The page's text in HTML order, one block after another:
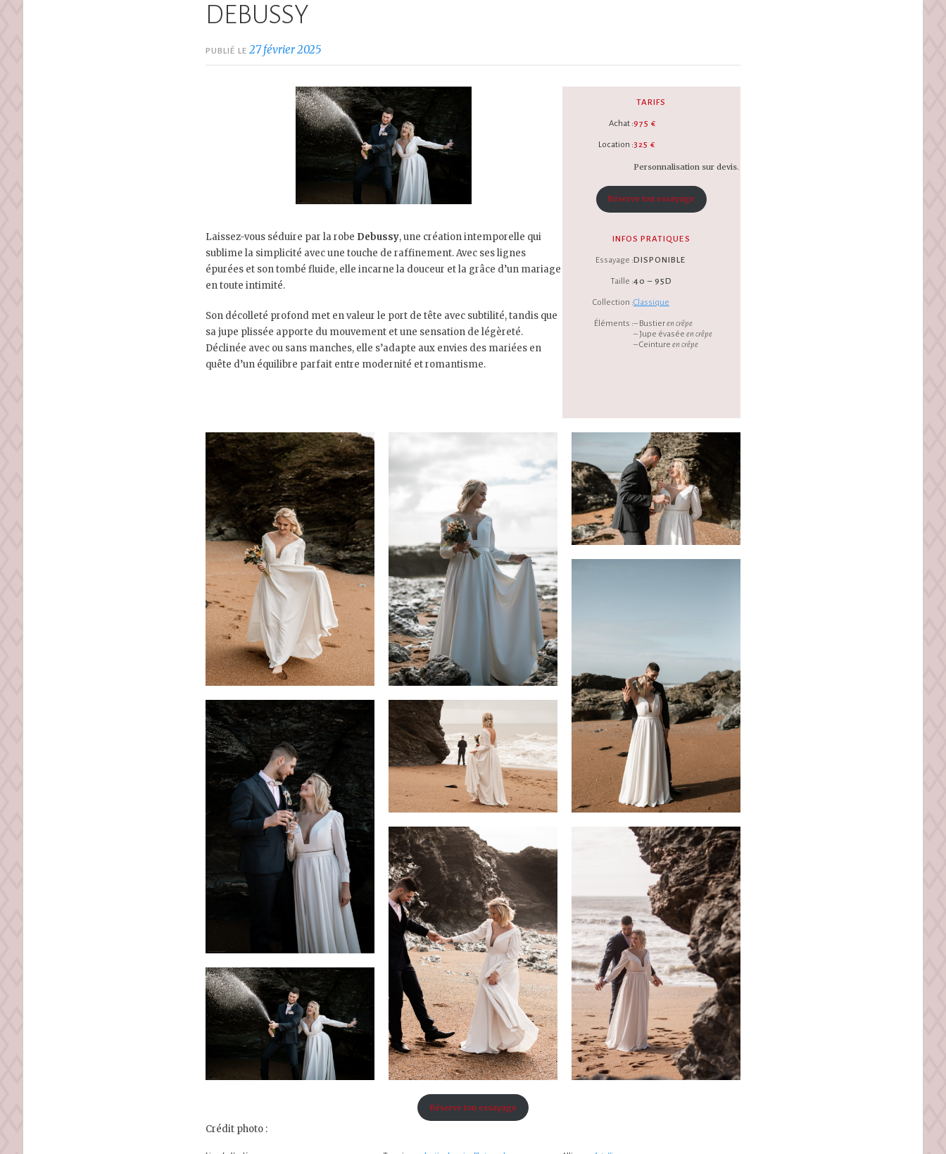
DEBUSSY
PUBLIÉ LE 27 février 2025
Laissez-vous séduire par la robe Debussy, une création intemporelle qui
sublime la simplicité avec une touche de raffinement. Avec ses lignes
épurées et son tombé fluide, elle incarne la douceur et la grâce d’un mariage
en toute intimité.
Son décolleté profond met en valeur le port de tête avec subtilité, tandis que
sa jupe plissée apporte du mouvement et une sensation de légèreté.
Déclinée avec ou sans manches, elle s’adapte aux envies des mariées en
quête d’un équilibre parfait entre modernité et romantisme.
TARIFS
Achat :
Location :
975 €
325 €
Personnalisation sur devis.
Réserve ton essayage
INFOS PRATIQUES
Essayage :
Taille :
Collection :
Éléments :
DISPONIBLE
40 – 95D
Classique
– Bustieren crêpe
– Jupe évasée en crêpe
– Ceinture en crêpe
Réserve ton essayage
Crédit photo :